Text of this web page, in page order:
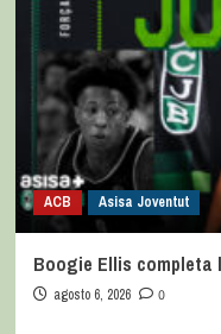
ACB Asisa Joventut
Boogie Ellis
agosto 6, 2026 0